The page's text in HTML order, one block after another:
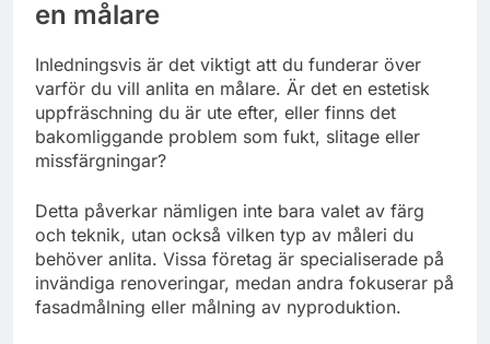
en målare
Inledningsvis är det viktigt att du funderar över
varför du vill anlita en målare. Är det en estetisk
uppfräschning du är ute efter, eller finns det
bakomliggande problem som fukt, slitage eller
missfärgningar?
Detta påverkar nämligen inte bara valet av färg
och teknik, utan också vilken typ av måleri du
behöver anlita. Vissa företag är specialiserade på
invändiga renoveringar, medan andra fokuserar på
fasadmålning eller målning av nyproduktion.